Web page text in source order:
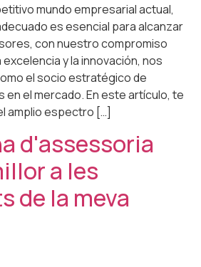
mundo empresarial actual,
es esencial para alcanzar
con nuestro compromiso
y la innovación, nos
el socio estratégico de
el mercado. En este artículo, te
amplio espectro […]
d'assessoria
a les
de la meva